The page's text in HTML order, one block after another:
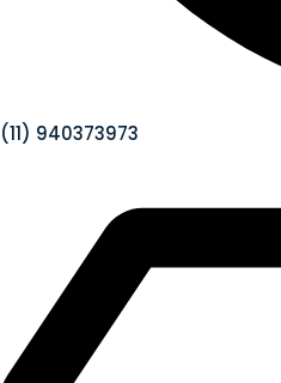
(11) 940373973